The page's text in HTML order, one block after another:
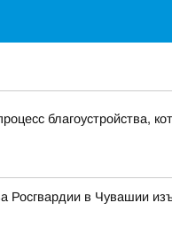
Росгвардии в Чувашии